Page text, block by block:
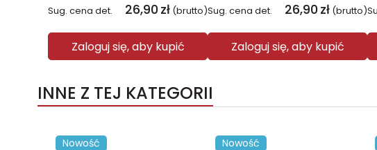
Sug. cena det. 26,90 zł (brutto)
Zaloguj się, aby kupić
Sug. cena det. 26,90 zł (brutto)
Zaloguj się, aby kupić
INNE Z TEJ KATEGORII
Nowość Nowość